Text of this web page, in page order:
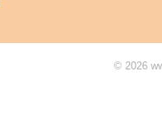
© 2026